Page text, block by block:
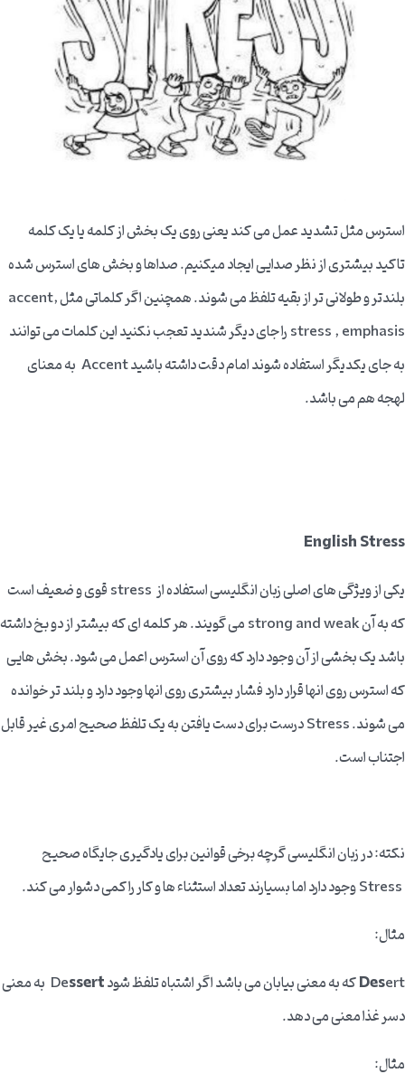
استرس مثل تشدید عمل می کند یعنی روی یک بخش از کلمه یا یک کلمه
تاکید بیشتری از نظر صدایی ایجاد میکنیم. صداها و بخش های استرس شده
بلندتر و طولانی تر از بقیه تلفظ می شوند. همچنین اگر کلماتی مثل accent,
stress , emphasis را جای دیگر شندید تعجب نکنید این کلمات می توانند
به جای یکدیگر استفاده شوند امام دقت داشته باشید Accent به معنای
لهجه هم می باشد.
English Stress
یکی از ویژگی های اصلی زبان انگلیسی استفاده از stress قوی و ضعیف است
که به آن strong and weak می گویند. هر کلمه ای که بیشتر از دو بخ داشته
باشد یک بخشی از آن وجود دارد که روی آن استرس اعمل می شود. بخش هایی
که استرس روی انها قرار دارد فشار بیشتری روی انها وجود دارد و بلند تر خوانده
می شوند. Stress درست برای دست یافتن به یک تلفظ صحیح امری غیر قابل
اجتناب است.
نکته: در زبان انگلیسی گرچه برخی قوانین برای یادگیری جایگاه صحیح
مثال:
Desert که به معنی بیابان می باشد اگر اشتباه تلفظ شود De ssert
به معنی
دسر غذا معنی می دهد.
مثال: